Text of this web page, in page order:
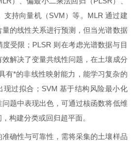
支持向量机（SVM）等。MLR 通过建
的线性关系进行预测，但当光谱数据
受限；PLSR 则在考虑光谱数据与目
解决了变量共线性问题，在土壤成分
有*的非线性映射能力，能学习复杂的
现过拟合；SVM 基于结构风险最小化
题中表现出色，可通过核函数将低维
构建分类或回归超平面。
确性与可靠性，需将采集的土壤样品